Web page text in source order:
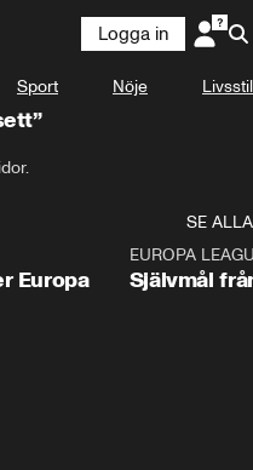
Logga in
Sport Nöje Livsstil
SE ALLA
Europa
EUROPA
Självmål